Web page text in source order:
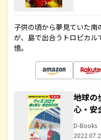
子供の頃から夢見ていた
が、島で出合うトロピカ
憶。
地球の
心・安
D-Books